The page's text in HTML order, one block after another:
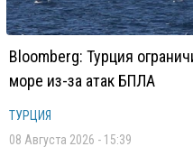
Bloomberg: Турция
море из-за атак БПЛА
ТУРЦИЯ
08 Августа 2026 - 15:39